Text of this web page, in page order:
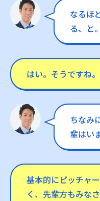
なるほ
る、と。
はい。そうですね。
ちなみ
輩はい
基本的にピッチャ
く、先輩方もみな